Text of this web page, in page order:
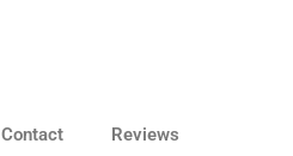
Contact Reviews